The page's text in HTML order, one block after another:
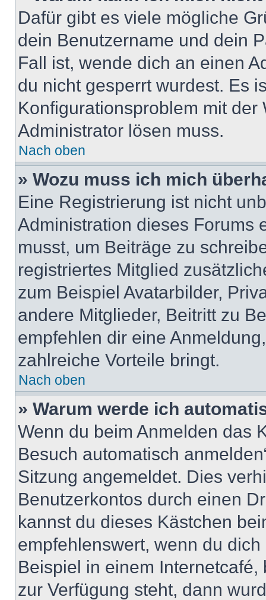
Dafür gibt es viele mögliche
dein Benutzername und dein
Fall ist, wende dich an einen
du nicht gesperrt wurdest. Es
Konfigurationsproblem mit
Administrator lösen muss.
Nach oben
» Wozu muss ich mich
Eine Registrierung ist nicht
Administration dieses Forums
musst, um Beiträge zu
registriertes Mitglied
zum Beispiel Avatarbilder,
andere Mitglieder, Beitritt zu
empfehlen dir eine
zahlreiche Vorteile bringt.
Nach oben
» Warum werde ich
Wenn du beim Anmelden das
Besuch automatisch
Sitzung angemeldet. Dies
Benutzerkontos durch einen
kannst du dieses Kästchen
empfehlenswert, wenn du
Beispiel in einem
zur Verfügung steht, dann